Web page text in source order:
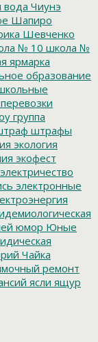
вода Чиунэ
Шапиро
Шевченко
№ 10 школа №
ярмарка
образование
группа
штрафы
экология
экофест
электричество
электронные
юмор Юные
Чайка
ремонт
ясли ящур